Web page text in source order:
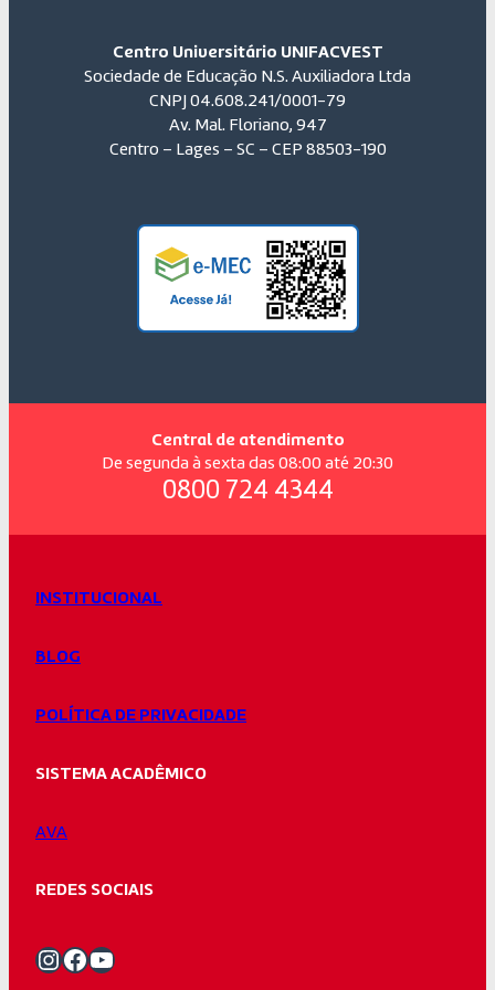
Centro Universitário UNIFACVEST
Sociedade de Educação N.S. Auxiliadora Ltda
CNPJ 04.608.241/0001-79
Av. Mal. Floriano, 947
Centro – Lages – SC – CEP 88503-190
Central de atendimento
De segunda à sexta das 08:00 até 20:30
0800 724 4344
INSTITUCIONAL
BLOG
POLÍTICA DE PRIVACIDADE
SISTEMA ACADÊMICO
AVA
REDES SOCIAIS
Instagram Unifacvest Facebook Unifacvest Youtube Unifacvest